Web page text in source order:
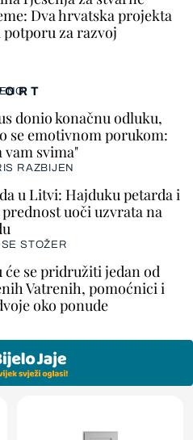
donio konačnu odluku,
se emotivnom porukom:
vam svima"
RAZBIJEN
u Litvi: Hajduku petarda i
uoči uzvrata na
STOŽER
će se pridružiti jedan od
Vatrenih, pomoćnici i
oko ponude
Dva hrvatska projekta
potporu za razvoj